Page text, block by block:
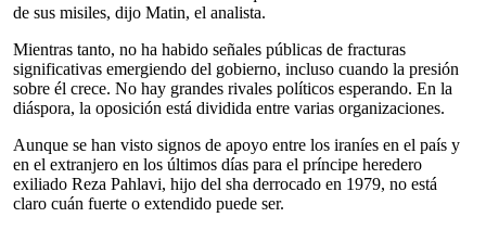
de sus misiles, dijo Matin, el analista.
Mientras tanto, no ha habido señales públicas de fracturas
significativas emergiendo del gobierno, incluso cuando la presión
sobre él crece. No hay grandes rivales políticos esperando. En la
diáspora, la oposición está dividida entre varias organizaciones.
Aunque se han visto signos de apoyo entre los iraníes en el país y
en el extranjero en los últimos días para el príncipe heredero
exiliado Reza Pahlavi, hijo del sha derrocado en 1979, no está
claro cuán fuerte o extendido puede ser.